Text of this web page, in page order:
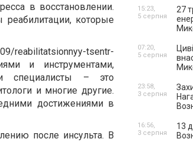
в восстановлении.
которые
reabilitatsionnyy-tsentr-
и инструментами,
специалисты – это
и многие другие.
достижениями в
после инсульта. В
27
15:23,
5 серпня
07:20,
5 серпня
23:58,
3 серпня
13
16:56,
3 серпня